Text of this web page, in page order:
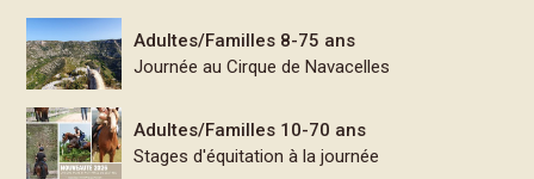
Adultes/Familles 8-75 ans
Journée au Cirque de Navacelles
Adultes/Familles 10-70 ans
Stages d'équitation à la journée